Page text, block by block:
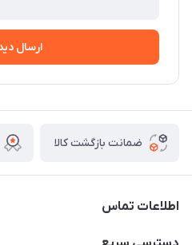
ارسال
ضمانت بازگشت کالا
اطلاعات تماس
09982430312